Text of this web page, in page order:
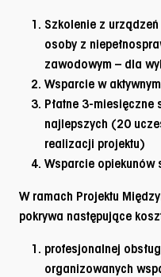
Szkolenie z
osoby z
zawodowym – dla
Wsparcie w
Płatne 3-
najlepszych (20
realizacji projektu)
Wsparcie opiekunów
W ramach Projektu
pokrywa następujące
profesjonalnej
organizowanych